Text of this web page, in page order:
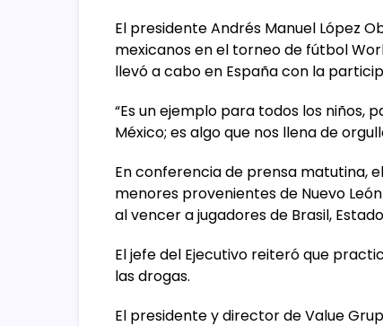
El presidente Andrés Manuel López
mexicanos en el torneo de fútbol
llevó a cabo en España con la
“Es un ejemplo para todos los niños,
México; es algo que nos llena de
En conferencia de prensa matutina,
menores provenientes de Nuevo
al vencer a jugadores de Brasil,
El jefe del Ejecutivo reiteró que
las drogas.
El presidente y director de Value